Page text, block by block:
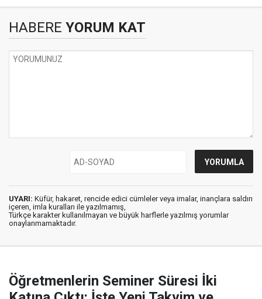
HABERE YORUM KAT
UYARI: Küfür, hakaret, rencide edici cümleler veya imalar, inançlara saldırı
içeren, imla kuralları ile yazılmamış,
Türkçe karakter kullanılmayan ve büyük harflerle yazılmış yorumlar
onaylanmamaktadır.
Öğretmenlerin Seminer Süresi İki